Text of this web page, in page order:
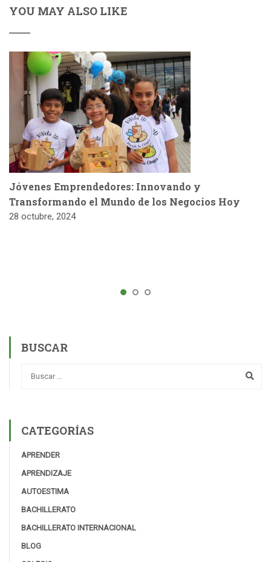
YOU MAY ALSO LIKE
Jóvenes Emprendedores: Innovando y
Transformando el Mundo de los Negocios Hoy
28 octubre, 2024
BUSCAR
CATEGORÍAS
APRENDER
APRENDIZAJE
AUTOESTIMA
BACHILLERATO
BACHILLERATO INTERNACIONAL
BLOG